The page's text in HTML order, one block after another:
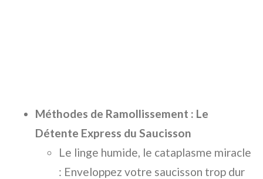
Méthodes de Ramollissement : Le
Détente Express du Saucisson
Le linge humide, le cataplasme miracle
: Enveloppez votre saucisson trop dur